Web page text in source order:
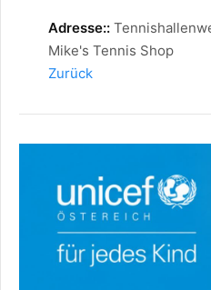
Adresse::
Mike's Tennis Shop
Zurück